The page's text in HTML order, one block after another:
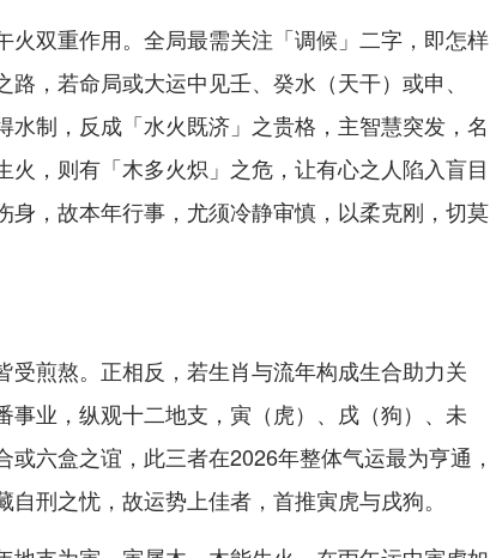
火双重作用。全局最需关注「调候」二字，即怎样
，若命局或大运中见壬、癸水（天干）或申、
水制，反成「水火既济」之贵格，主智慧突发，名
火，则有「木多火炽」之危，让有心之人陷入盲目
身，故本年行事，尤须冷静审慎，以柔克刚，切莫
受煎熬。正相反，若生肖与流年构成生合助力关
事业，纵观十二地支，寅（虎）、戌（狗）、未
或六盒之谊，此三者在2026年整体气运最为亨通，
刑之忧，故运势上佳者，首推寅虎与戌狗。